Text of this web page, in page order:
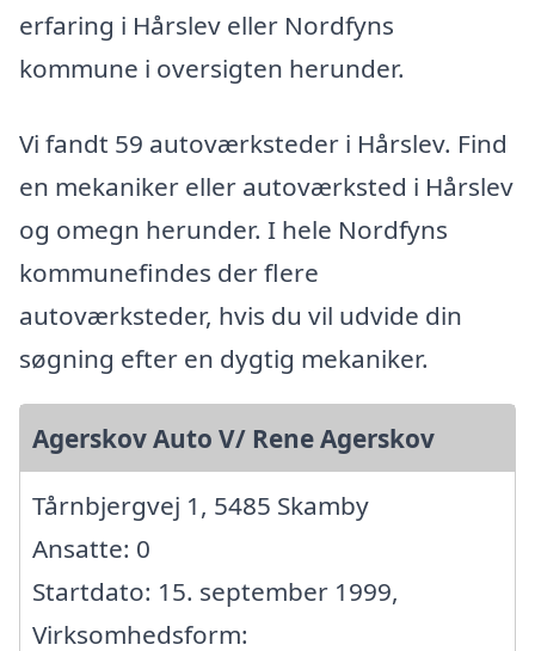
erfaring i Hårslev eller Nordfyns
kommune i oversigten herunder.
Vi fandt 59 autoværksteder i Hårslev. Find
en mekaniker eller autoværksted i Hårslev
og omegn herunder. I hele Nordfyns
kommunefindes der flere
autoværksteder, hvis du vil udvide din
søgning efter en dygtig mekaniker.
Agerskov Auto V/ Rene Agerskov
Tårnbjergvej 1, 5485 Skamby
Ansatte: 0
Startdato: 15. september 1999,
Virksomhedsform: